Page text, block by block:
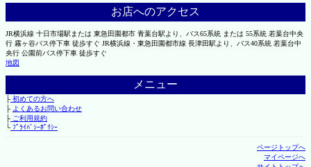
お店へのアクセス
JR横浜線 十日市場駅または 東急田園都市 青葉台駅より、バス65系統 または 55系統 若葉台中央
行 霧ヶ谷バス停下車 徒歩すぐ JR横浜線・東急田園都市線 長津田駅より、バス40系統 若葉台中
央行 公園前バス停下車 徒歩すぐ
地図
メニュー
├初めての方へ
├ よくあるお問い合わせ
├ご利用規約
└ﾌﾟﾗｲﾊﾞｼｰﾎﾟﾘｼｰ
ページトップへ
マイページへ